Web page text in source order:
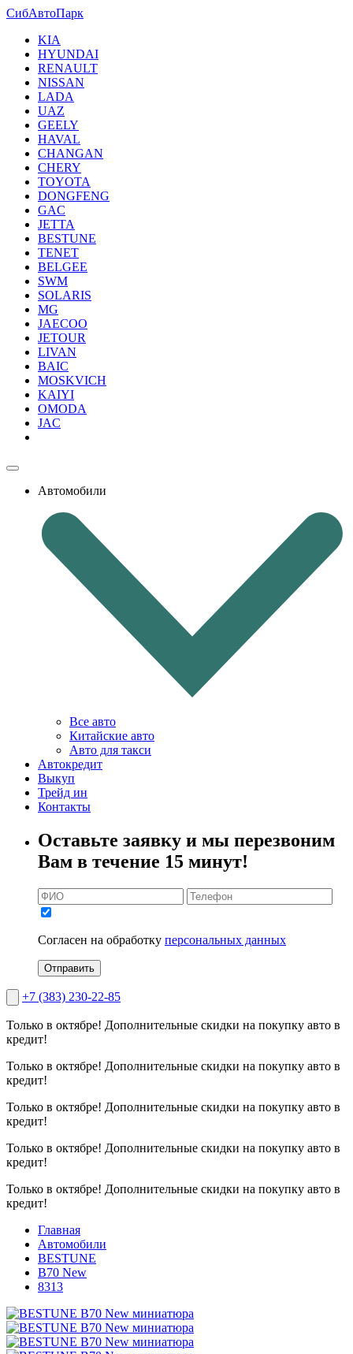
СибАвтоПарк
KIA
HYUNDAI
RENAULT
NISSAN
LADA
UAZ
GEELY
HAVAL
CHANGAN
CHERY
TOYOTA
DONGFENG
GAC
JETTA
BESTUNE
TENET
BELGEE
SWM
SOLARIS
MG
JAECOO
JETOUR
LIVAN
BAIC
MOSKVICH
KAIYI
OMODA
JAC
Автомобили
Все авто
Китайские авто
Авто для такси
Автокредит
Выкуп
Трейд ин
Контакты
Оставьте заявку и мы перезвоним
Вам в течение 15 минут!
Согласен на обработку персональных данных
Отправить
+7 (383) 230-22-85
Только в октябре! Дополнительные скидки на покупку авто в
кредит!
Только в октябре! Дополнительные скидки на покупку авто в
кредит!
Только в октябре! Дополнительные скидки на покупку авто в
кредит!
Только в октябре! Дополнительные скидки на покупку авто в
кредит!
Только в октябре! Дополнительные скидки на покупку авто в
кредит!
Главная
Автомобили
BESTUNE
B70 New
8313